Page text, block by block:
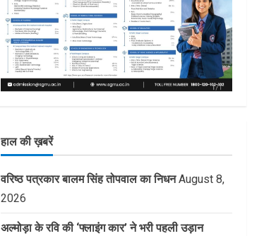
हाल की ख़बरें
वरिष्ठ पत्रकार बालम सिंह तोपवाल का निधन August 8,
2026
अल्मोड़ा के रवि की ‘फ्लाइंग कार’ ने भरी पहली उड़ान